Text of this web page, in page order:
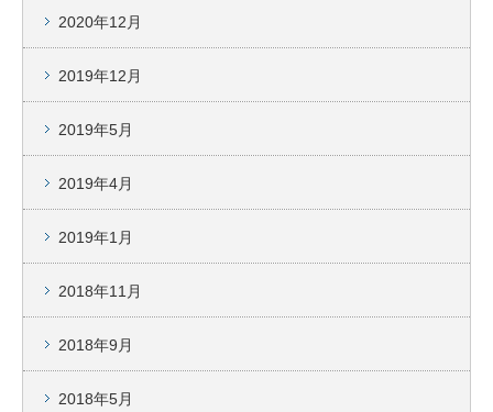
2020年12月
2019年12月
2019年5月
2019年4月
2019年1月
2018年11月
2018年9月
2018年5月